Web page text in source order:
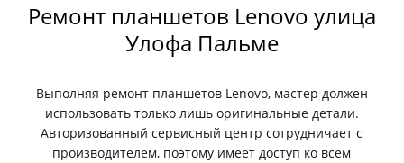
Ремонт планшетов Lenovo улица
Улофа Пальме
Выполняя ремонт планшетов Lenovo, мастер должен
использовать только лишь оригинальные детали.
Авторизованный сервисный центр сотрудничает с
производителем, поэтому имеет доступ ко всем